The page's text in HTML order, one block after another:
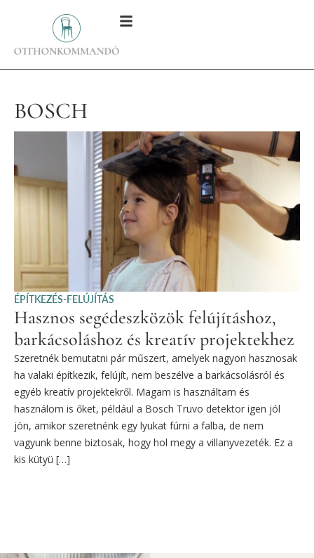
BOSCH
ÉPÍTKEZÉS-FELÚJÍTÁS
Hasznos segédeszközök felújításhoz,
barkácsoláshoz és kreatív projektekhez
Szeretnék bemutatni pár műszert, amelyek nagyon hasznosak
ha valaki építkezik, felújít, nem beszélve a barkácsolásról és
egyéb kreatív projektekről. Magam is használtam és
használom is őket, például a Bosch Truvo detektor igen jól
jön, amikor szeretnénk egy lyukat fúrni a falba, de nem
vagyunk benne biztosak, hogy hol megy a villanyvezeték. Ez a
kis kütyü […]